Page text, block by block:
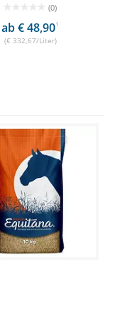
(0)
ab € 48,901
(€ 332,67/Liter)